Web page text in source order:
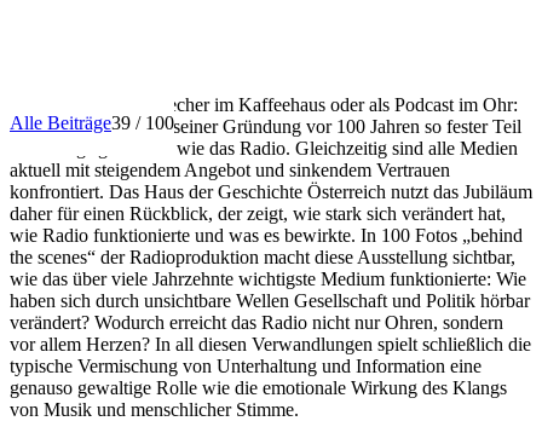
Ob über den Lautsprecher im Kaffeehaus oder als Podcast im Ohr:
Kein Medium ist seit seiner Gründung vor 100 Jahren so fester Teil
des Alltags geblieben wie das Radio. Gleichzeitig sind alle Medien
aktuell mit steigendem Angebot und sinkendem Vertrauen
konfrontiert. Das Haus der Geschichte Österreich nutzt das Jubiläum
daher für einen Rückblick, der zeigt, wie stark sich verändert hat,
wie Radio funktionierte und was es bewirkte. In 100 Fotos „behind
the scenes“ der Radioproduktion macht diese Ausstellung sichtbar,
wie das über viele Jahrzehnte wichtigste Medium funktionierte: Wie
haben sich durch unsichtbare Wellen Gesellschaft und Politik hörbar
verändert? Wodurch erreicht das Radio nicht nur Ohren, sondern
vor allem Herzen? In all diesen Verwandlungen spielt schließlich die
typische Vermischung von Unterhaltung und Information eine
genauso gewaltige Rolle wie die emotionale Wirkung des Klangs
von Musik und menschlicher Stimme.
Alle Beiträge39 / 100